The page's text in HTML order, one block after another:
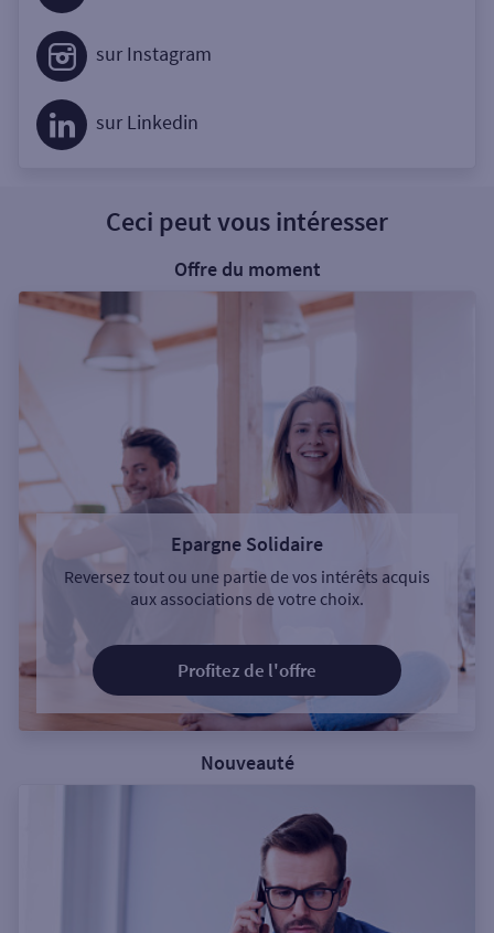
sur Instagram
sur Linkedin
Ceci peut vous intéresser
Offre du moment
Epargne Solidaire
Reversez tout ou une partie de vos intérêts acquis
aux associations de votre choix.
Profitez de l'offre
Nouveauté